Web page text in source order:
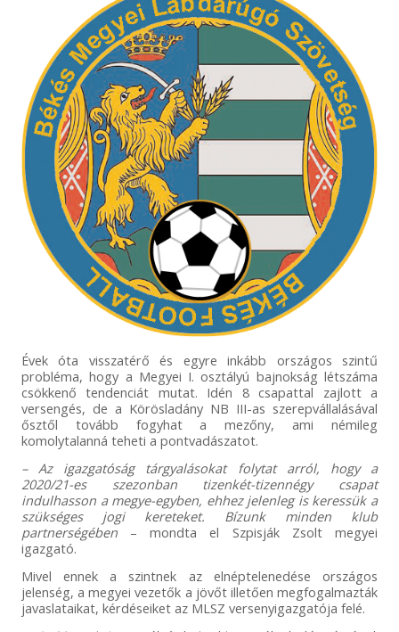
Évek óta visszatérő és egyre inkább országos szintű
probléma, hogy a Megyei I. osztályú bajnokság létszáma
csökkenő tendenciát mutat. Idén 8 csapattal zajlott a
versengés, de a Körösladány NB III-as szerepvállalásával
ősztől tovább fogyhat a mezőny, ami némileg
komolytalanná teheti a pontvadászatot.
– Az igazgatóság tárgyalásokat folytat arról, hogy a
2020/21-es szezonban tizenkét-tizennégy csapat
indulhasson a megye-egyben, ehhez jelenleg is keressük a
szükséges jogi kereteket. Bízunk minden klub
partnerségében– mondta el Szpisják Zsolt megyei
igazgató.
Mivel ennek a szintnek az elnéptelenedése országos
jelenség, a megyei vezetők a jövőt illetően megfogalmazták
javaslataikat, kérdéseiket az MLSZ versenyigazgatója felé.